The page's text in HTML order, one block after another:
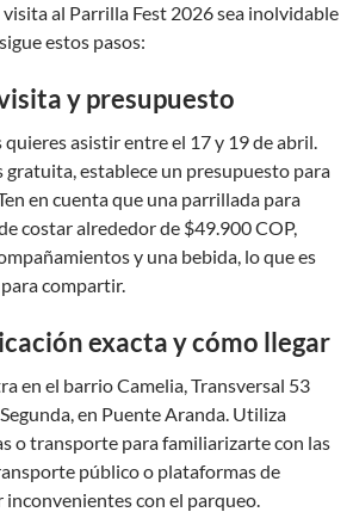
al Parrilla Fest 2026 sea inolvidable
estos pasos:
y presupuesto
quieres asistir entre el 17 y 19 de abril.
gratuita, establece un presupuesto para
en cuenta que una parrillada para
costar alrededor de $49.900 COP,
y una bebida, lo que es
compartir.
exacta y cómo llegar
en el barrio Camelia, Transversal 53
en Puente Aranda. Utiliza
o transporte para familiarizarte con las
público o plataformas de
con el parqueo.